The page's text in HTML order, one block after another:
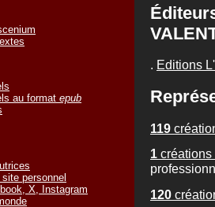
au format epub
personnel
X, Instagram
. Editions
119
1 créations
120